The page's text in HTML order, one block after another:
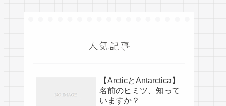
人気記事
【ArcticとAntarctica】
名前のヒミツ、知って
いますか？